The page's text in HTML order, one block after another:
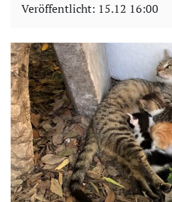
Veröffentlicht: 15.12 16:00